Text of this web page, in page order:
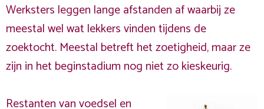
Werksters leggen lange afstanden af waarbij ze
meestal wel wat lekkers vinden tijdens de
zoektocht. Meestal betreft het zoetigheid, maar ze
zijn in het beginstadium nog niet zo kieskeurig.
Restanten van voedsel en